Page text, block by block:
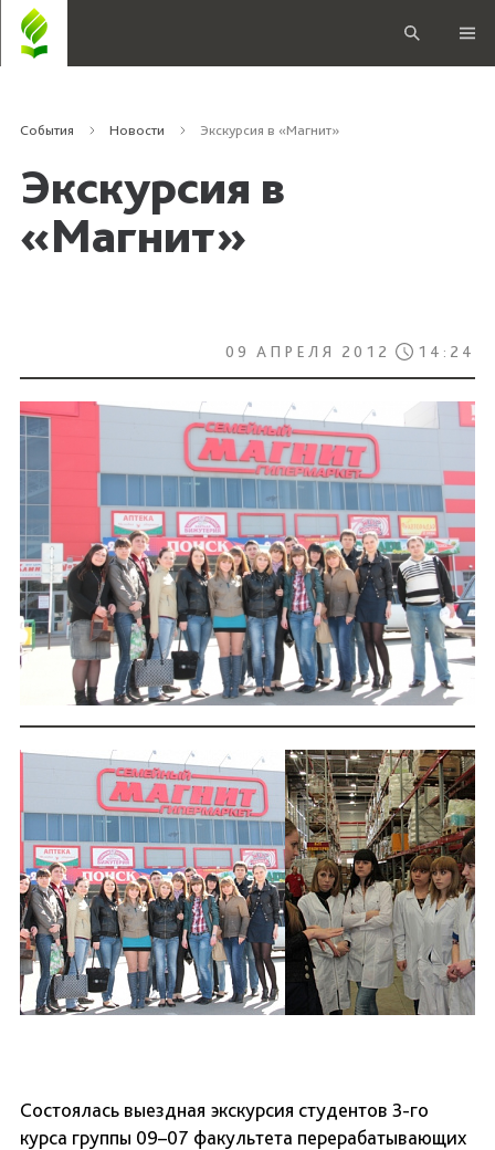
События Новости Экскурсия в «Магнит»
Экскурсия в
«Магнит»
09 АПРЕЛЯ 2012 14:24
Состоялась выездная экскурсия студентов 3-го
курса группы 09–07 факультета перерабатывающих